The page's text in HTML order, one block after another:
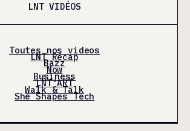
LNT VIDÉOS
Toutes nos videos
LNT Récap
Bazz
Now
Business
LNT'ART
Walk & Talk
She Shapes Tech